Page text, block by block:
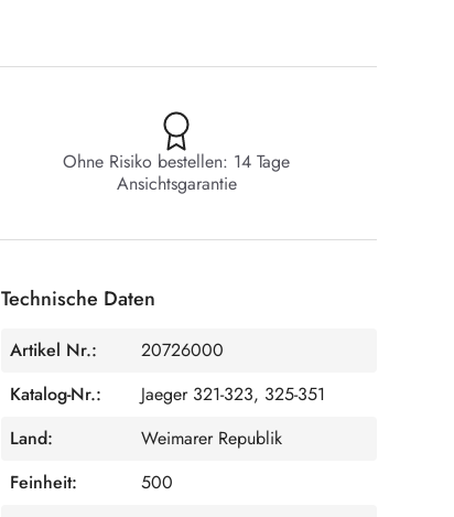
Ohne Risiko bestellen: 14 Tage
Ansichtsgarantie
Technische Daten
Artikel Nr.:
20726000
Katalog-Nr.:
Jaeger 321-323, 325-351
Land:
Weimarer Republik
Feinheit:
500